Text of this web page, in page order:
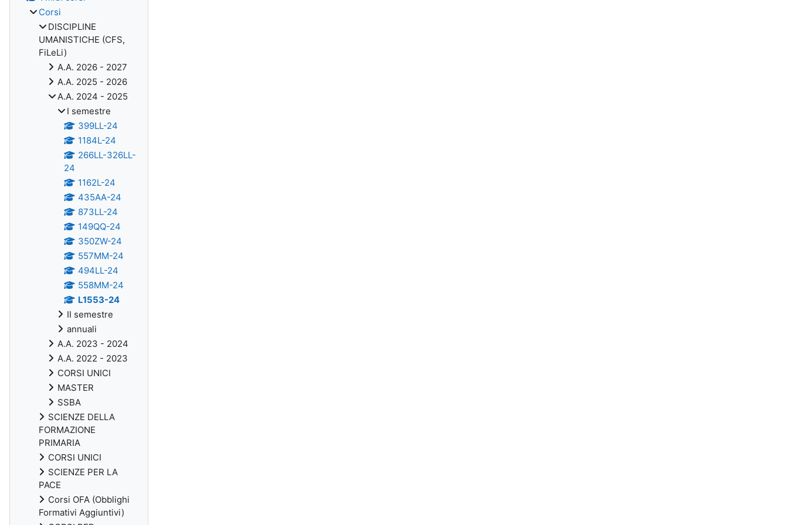
Corsi
DISCIPLINE
UMANISTICHE (CFS,
FiLeLi)
A.A. 2026 - 2027
A.A. 2025 - 2026
A.A. 2024 - 2025
I semestre
399LL-24
1184L-24
266LL-326LL-
24
1162L-24
435AA-24
873LL-24
149QQ-24
350ZW-24
557MM-24
494LL-24
558MM-24
L1553-24
II semestre
annuali
A.A. 2023 - 2024
A.A. 2022 - 2023
CORSI UNICI
MASTER
SSBA
SCIENZE DELLA
FORMAZIONE
PRIMARIA
CORSI UNICI
SCIENZE PER LA
PACE
Corsi OFA (Obblighi
Formativi Aggiuntivi)